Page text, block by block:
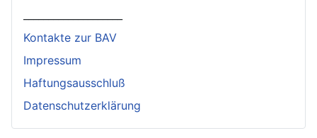
Kontakte zur BAV
Impressum
Haftungsausschluß
Datenschutzerklärung